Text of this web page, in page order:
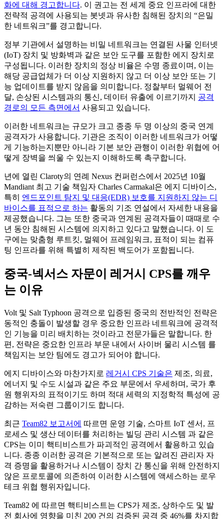
화에 대해 경고합니다. 이 권고는 전 세계 중요 인프라에 대한
전략적 공격에 사용되는 봇넷과 유사한 침해된 장치의 “은밀
한 네트워크”를 경고합니다.
정부 기관에서 설명하는 비밀 네트워크는 연결된 사물 인터넷
(IoT) 장치 및 방화벽과 같은 보안 도구를 포함한 에지 장치로
구성됩니다. 이러한 장치의 정상 비율은 수명 종료이며, 이는
해당 공급업체가 더 이상 지원하지 않고 더 이상 보안 또는 기
능 업데이트를 받지 않음을 의미합니다. 정찰부터 멀웨어 전
달, 손상된 시스템과의 통신, 데이터 유출에 이르기까지 공격
경로의 모든 측면에서 사용되고 있습니다.
이러한 네트워크는 규모가 크고 종종 두 명 이상의 중국 연계
공격자가 사용합니다. 기관은 조직이 이러한 네트워크가 어떻
게 기능하는지뿐만 아니라 기본 보안 관행이 이러한 위협에 어
떻게 장벽을 씌울 수 있는지 이해하도록 촉구합니다.
년에 열린 Claroty의 연례 Nexus 컨퍼런스에서 2025년 10월
Mandiant 최고 기술 책임자 Charles Carmakal은 에지 디바이스,
특히 엔드포인트 탐지 및 대응(EDR) 보호를 지원하지 않는 디
바이스를 표적으로 하는 활동의 기조 연설에서 자세한 내용을
제공했습니다. 그는 또한 중국과 연계된 공격자들이 때때로 수
년 동안 침해된 시스템에 의지하고 있다고 말했습니다. 이 도
구에는 맞춤형 루트킷, 멀웨어 프레임워크, 표적이 되는 컴퓨
팅 인프라를 위해 특별히 제작된 백도어가 포함됩니다.
중국-넥서스 자문이 레거시 CPS를 깨우
는 이유
Volt 및 Salt Typhoon 공격으로 입증된 중국의 전반적인 전략은
동적인 충돌이 발생할 경우 중요한 인프라 네트워크에 공격적
인 기능을 미리 배치하는 것이라고 전문가들은 말합니다. 한
편, 전략은 중요한 인프라 부문 내에서 사이버 물리 시스템 를
책임지는 보안 팀에도 경고가 되어야 합니다.
에지 디바이스와 마찬가지로 레거시 CPS 기술은 제조, 의료,
에너지 및 수도 시설과 같은 주요 부문에서 우세하며, 국가 후
원 행위자의 표적이기도 하며 적대 세력의 지정학적 특성에 공
감하는 저숙련 그룹이기도 합니다.
최근 Team82 보고서에 따르면 운영 기술, 스마트 IoT 센서, 프
로세스 및 생산 데이터를 처리하는 빌딩 관리 시스템 과 같은
CPS는 이미 핵티비스트가 파괴적인 공격에서 활용하고 있습
니다. 종종 이러한 공격은 기본적으로 또는 알려진 관리자 자
격 증명을 활용하거나 시스템이 장치 간 통신을 위해 안전하지
않은 프로토콜에 의존하여 이러한 시스템에 액세스하는 로우
테크 위협 행위자입니다.
Team82 에 따르면 핵티비스트는 CPS가 제조, 상하수도 및 발
전 회사에 영향을 미친 200 건의 검증된 공격 중 46%를 차지합